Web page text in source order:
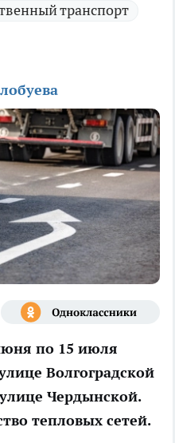
транспорт
по 15 июля
Волгоградской
Чердынской.
тепловых сетей.